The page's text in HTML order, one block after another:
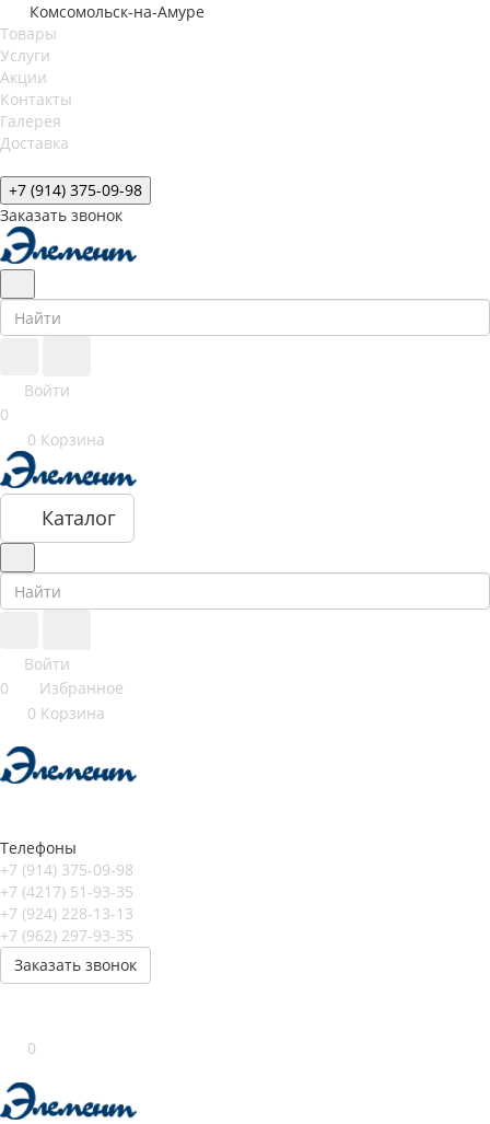
Комсомольск-на-Амуре
Товары
Услуги
Акции
Контакты
Галерея
Доставка
+7 (914) 375-09-98
Заказать звонок
Войти
0
0 Корзина
Каталог
Войти
0
Избранное
0 Корзина
Телефоны
+7 (914) 375-09-98
+7 (4217) 51-93-35
+7 (924) 228-13-13
+7 (962) 297-93-35
Заказать звонок
0